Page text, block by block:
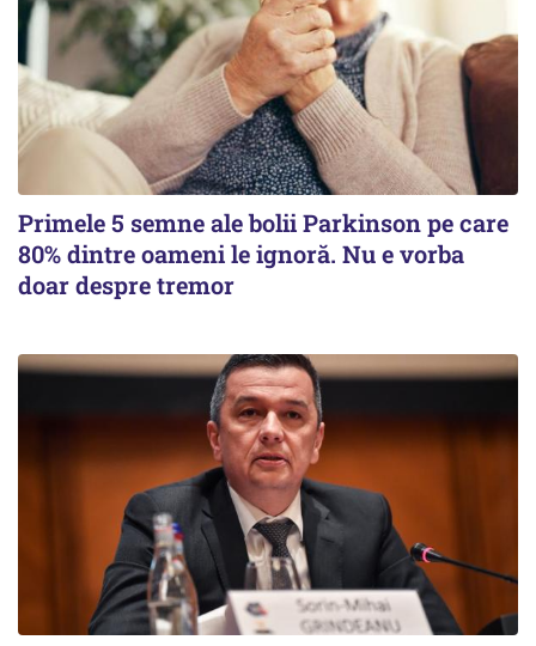
Primele 5 semne ale bolii Parkinson pe care
80% dintre oameni le ignoră. Nu e vorba
doar despre tremor